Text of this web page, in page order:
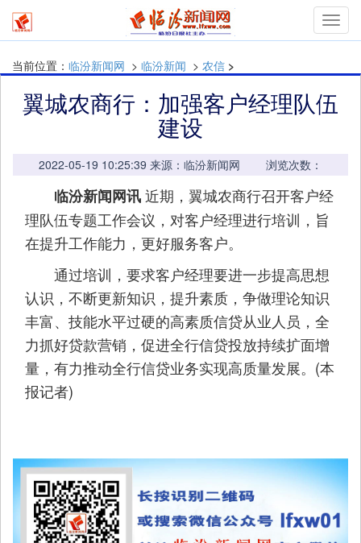
当前位置： 临汾新闻网 > 临汾新闻 > 农信 >
翼城农商行：加强客户经理队伍
建设
2022-05-19 10:25:39 来源：临汾新闻网 浏览次数：
临汾新闻网讯近期，翼城农商行召开客户经
理队伍专题工作会议，对客户经理进行培训，旨
在提升工作能力，更好服务客户。
通过培训，要求客户经理要进一步提高思想
认识，不断更新知识，提升素质，争做理论知识
丰富、技能水平过硬的高素质信贷从业人员，全
力抓好贷款营销，促进全行信贷投放持续扩面增
量，有力推动全行信贷业务实现高质量发展。(本
报记者)